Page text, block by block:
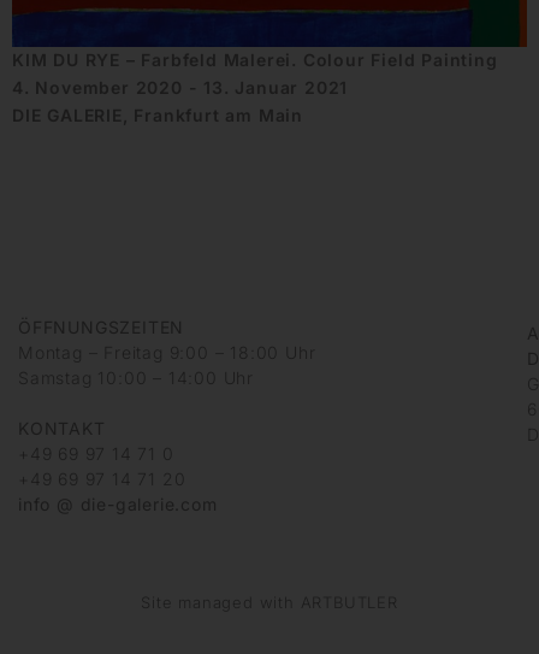
KIM DU RYE – Farbfeld Malerei. Colour Field Painting
4. November 2020 - 13. Januar 2021
DIE GALERIE, Frankfurt am Main
ÖFFNUNGSZEITEN
Montag – Freitag 9:00 – 18:00 Uhr
Samstag 10:00 – 14:00 Uhr
KONTAKT
+49 69 97 14 71 0
+49 69 97 14 71 20
info @ die-galerie.com
Site managed with ARTBUTLER